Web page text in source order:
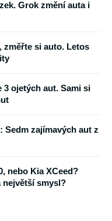
Grok změní auta i
změřte si auto. Letos
3 ojetých aut. Sami si
Sedm zajímavých aut z
nebo Kia XCeed?
největší smysl?